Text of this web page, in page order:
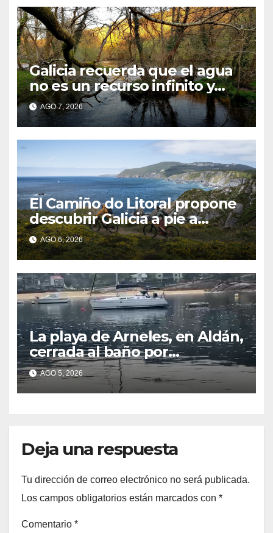
Galicia recuerda que el agua
no es un recurso infinito y
apela a convertir el ahorro en
un hábito diario
AGO 7, 2026
El Camiño do Litoral propone
descubrir Galicia a pie a
través de más de 1.300
kilómetros
AGO 6, 2026
La playa de Arneles, en Aldán,
cerrada al baño por
contaminación del agua tras
detectarse restos fecales
AGO 5, 2026
Deja una respuesta
Tu dirección de correo electrónico no será publicada.
Los campos obligatorios están marcados con *
Comentario *